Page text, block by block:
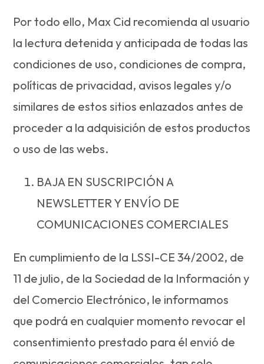
Por todo ello, Max Cid recomienda al usuario
la lectura detenida y anticipada de todas las
condiciones de uso, condiciones de compra,
políticas de privacidad, avisos legales y/o
similares de estos sitios enlazados antes de
proceder a la adquisición de estos productos
o uso de las webs.
BAJA EN SUSCRIPCIÓN A
NEWSLETTER Y ENVÍO DE
COMUNICACIONES COMERCIALES
En cumplimiento de la LSSI-CE 34/2002, de
11 de julio, de la Sociedad de la Información y
del Comercio Electrónico, le informamos
que podrá en cualquier momento revocar el
consentimiento prestado para él envió de